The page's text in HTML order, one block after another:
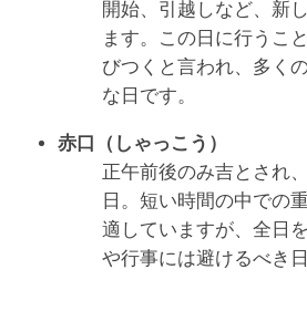
開始、引越しなど、新
ます。この日に行うこ
びつくと言われ、多く
な日です。
赤口（しゃっこう）
正午前後のみ吉とされ
日。短い時間の中での
適していますが、全日
や行事には避けるべき